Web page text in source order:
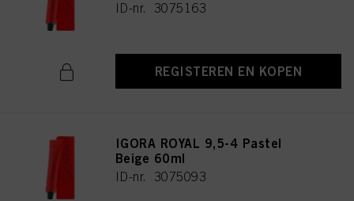
ID-nr. 3075163
REGISTEREN EN KOPEN
IGORA ROYAL 9,5-4 Pastel
Beige 60ml
ID-nr. 3075093